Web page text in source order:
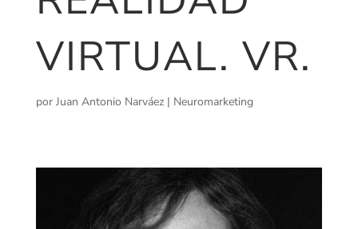
VIRTUAL. VR.
por Juan Antonio Narváez| Neuromarketing